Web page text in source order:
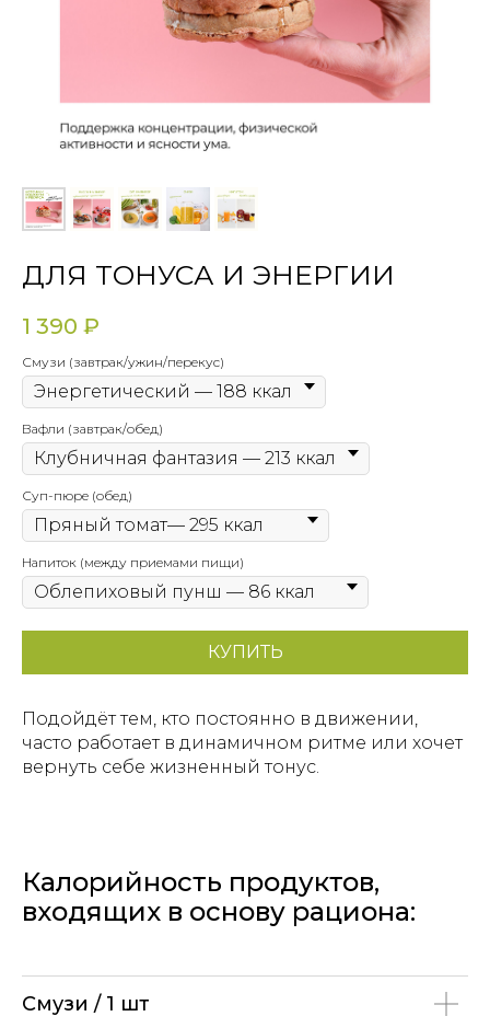
ДЛЯ ТОНУСА И ЭНЕРГИИ
1 390 ₽
Смузи (завтрак/ужин/перекус)
Вафли (завтрак/обед)
Суп-пюре (обед)
Напиток (между приемами пищи)
КУПИТЬ
Подойдёт тем, кто постоянно в движении,
часто работает в динамичном ритме или хочет
вернуть себе жизненный тонус.
Калорийность продуктов,
входящих в основу рациона:
Смузи / 1 шт
О НАС
ГДЕ
КУПИТЬ
ОПЛАТА И
ОТВЕТИМ НА ЛЮБЫЕ